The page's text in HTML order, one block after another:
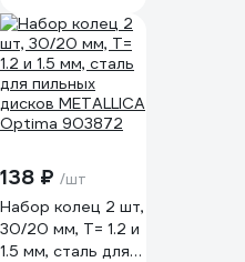
GRANITE ZG 09-
15-03
138 ₽ /шт
Набор колец 2 шт,
30/20 мм, Т= 1.2 и
1.5 мм, сталь для